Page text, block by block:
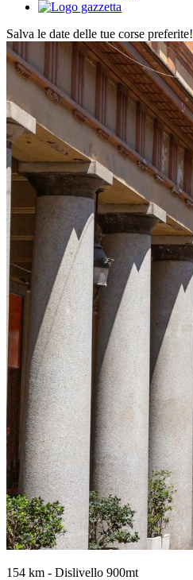
Salva le date delle tue corse preferite!
154 km - Dislivello 900mt